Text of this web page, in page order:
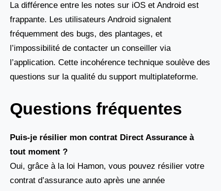
La différence entre les notes sur iOS et Android est
frappante. Les utilisateurs Android signalent
fréquemment des bugs, des plantages, et
l’impossibilité de contacter un conseiller via
l’application. Cette incohérence technique soulève des
questions sur la qualité du support multiplateforme.
Questions fréquentes
Puis-je résilier mon contrat Direct Assurance à
tout moment ?
Oui, grâce à la loi Hamon, vous pouvez résilier votre
contrat d’assurance auto après une année